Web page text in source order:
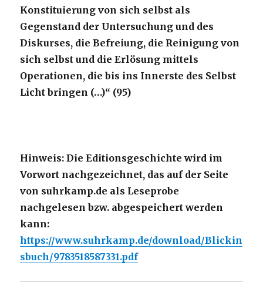
Konstituierung von sich selbst als
Gegenstand der Untersuchung und des
Diskurses, die Befreiung, die Reinigung von
sich selbst und die Erlösung mittels
Operationen, die bis ins Innerste des Selbst
Licht bringen (…)“ (95)
Hinweis: Die Editionsgeschichte wird im
Vorwort nachgezeichnet, das auf der Seite
von suhrkamp.de als Leseprobe
nachgelesen bzw. abgespeichert werden
kann:
https://www.suhrkamp.de/download/Blickin
sbuch/9783518587331.pdf